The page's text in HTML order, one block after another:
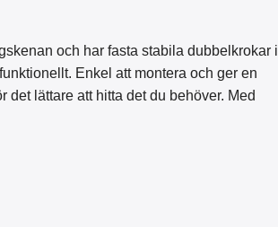
och har fasta stabila dubbelkrokar i
Enkel att montera och ger en
lättare att hitta det du behöver. Med